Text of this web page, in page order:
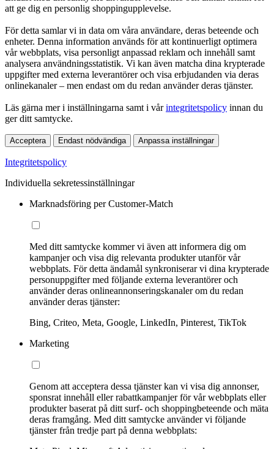
att ge dig en personlig shoppingupplevelse.
För detta samlar vi in data om våra användare, deras beteende och
enheter. Denna information används för att kontinuerligt optimera
vår webbplats, visa personligt anpassad reklam och innehåll samt
analysera användningsstatistik. Vi kan även matcha dina krypterade
uppgifter med externa leverantörer och visa erbjudanden via deras
onlinekanaler – men endast om du redan använder deras tjänster.
Läs gärna mer i inställningarna samt i vårintegritetspolicy innan du
ger ditt samtycke.
Acceptera Endast nödvändiga Anpassa inställningar
Integritetspolicy
Individuella sekretessinställningar
Marknadsföring per Customer-Match
Med ditt samtycke kommer vi även att informera dig om
kampanjer och visa dig relevanta produkter utanför vår
webbplats. För detta ändamål synkroniserar vi dina krypterade
personuppgifter med följande externa leverantörer och
använder deras onlineannonseringskanaler om du redan
använder deras tjänster:
Bing, Criteo, Meta, Google, LinkedIn, Pinterest, TikTok
Marketing
Genom att acceptera dessa tjänster kan vi visa dig annonser,
sponsrat innehåll eller rabattkampanjer för vår webbplats eller
produkter baserat på ditt surf- och shoppingbeteende och mäta
deras framgång. Med ditt samtycke använder vi följande
tjänster från tredje part på denna webbplats: